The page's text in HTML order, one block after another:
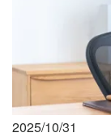
2025/10/31